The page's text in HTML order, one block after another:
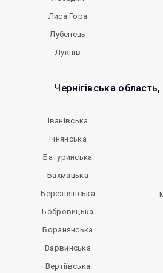
Лиса Гора
Лубенець
Лукнів
Чернігівська
Іванівська
Ічнянська
Батуринська
Бахмацька
Березнянська
Бобровицька
Борзнянська
Варвинська
Вертіївська